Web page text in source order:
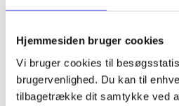
Hjemmesiden bruger cookies
Vi bruger cookies til
brugervenlighed. Du kan til
tilbagetrække dit samtykke ved
Alle registrerede artikler fordelt
...